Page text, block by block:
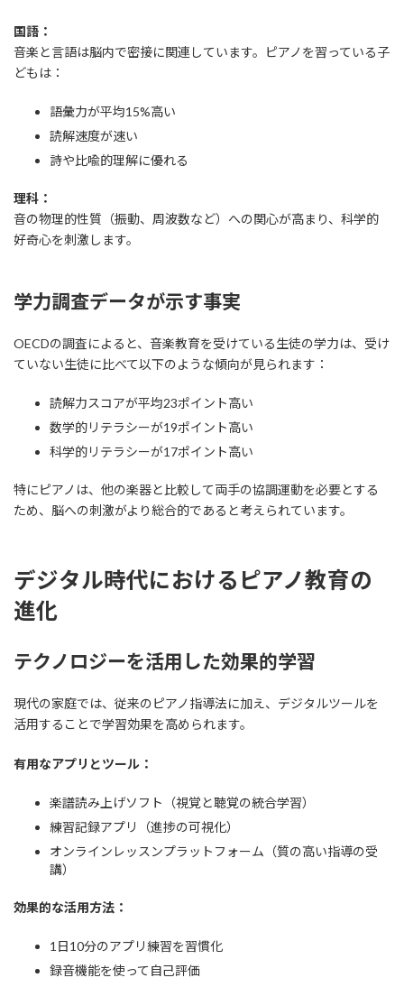
国語：
音楽と言語は脳内で密接に関連しています。ピアノを習っている子
どもは：
語彙力が平均15%高い
読解速度が速い
詩や比喩的理解に優れる
理科：
音の物理的性質（振動、周波数など）への関心が高まり、科学的
好奇心を刺激します。
学力調査データが示す事実
OECDの調査によると、音楽教育を受けている生徒の学力は、受け
ていない生徒に比べて以下のような傾向が見られます：
読解力スコアが平均23ポイント高い
数学的リテラシーが19ポイント高い
科学的リテラシーが17ポイント高い
特にピアノは、他の楽器と比較して両手の協調運動を必要とする
ため、脳への刺激がより総合的であると考えられています。
デジタル時代におけるピアノ教育の
進化
テクノロジーを活用した効果的学習
現代の家庭では、従来のピアノ指導法に加え、デジタルツールを
活用することで学習効果を高められます。
有用なアプリとツール：
楽譜読み上げソフト（視覚と聴覚の統合学習）
練習記録アプリ（進捗の可視化）
オンラインレッスンプラットフォーム（質の高い指導の受
講）
効果的な活用方法：
1日10分のアプリ練習を習慣化
録音機能を使って自己評価